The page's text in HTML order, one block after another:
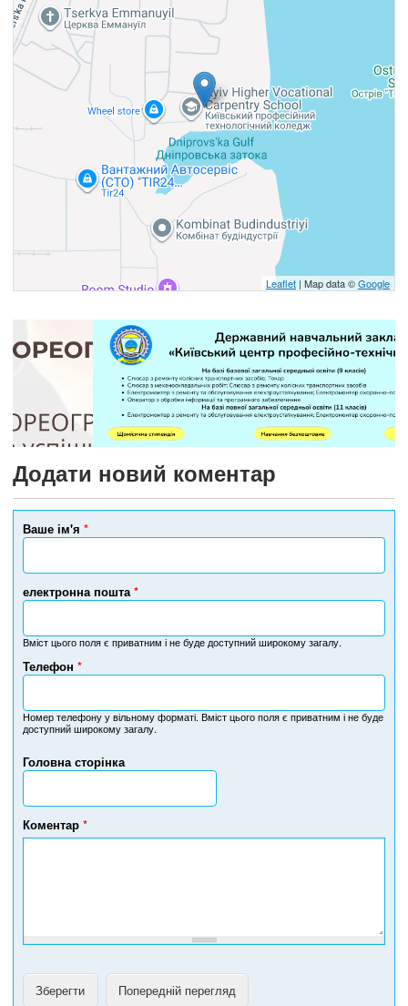
Leaflet | Map data ©Google
Додати новий коментар
Ваше ім'я *
електронна пошта *
Вміст цього поля є приватним і не буде доступний широкому загалу.
Головна сторінка
Телефон *
Н
м
е
т
л
е
ф
Номер телефону у вільному форматі. Вміст цього поля є приватним і не буде
доступний широкому загалу.
Коментар *